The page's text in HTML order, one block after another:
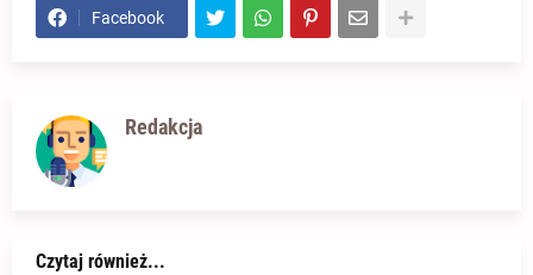
Facebook
Redakcja
Czytaj również...